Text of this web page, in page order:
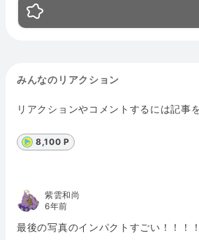
みんなのリアクション
リアクションやコメントするには記事
8,100 P
紫雲和尚
6年前
最後の写真のインパクトすごい！！！！